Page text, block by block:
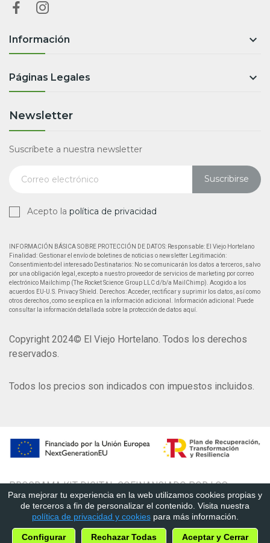
Información 
Páginas Legales 
Newsletter
Suscríbete a nuestra newsletter
Suscribirse
Acepto la política de privacidad
INFORMACIÓN BÁSICA SOBRE PROTECCIÓN DE DATOS: Responsable: El Viejo Hortelano
Finalidad: Gestionar el envío de boletines de noticias o newsletter Legitimación:
Consentimiento del interesado Destinatarios: No se comunicarán los datos a terceros, salvo
por una obligación legal, excepto a nuestro proveedor de servicios de marketing por correo
electrónico Mailchimp (The Rocket Science Group LLC d/b/a MailChimp). Acogido a los
acuerdos EU-U.S. Privacy Shield. Derechos: Acceder, rectificar y suprimir los datos, así como
otros derechos, como se explica en la información adicional. Información adicional: Puede
consultar la información detallada sobre la protección de datos aquí.
Copyright 2024© El Viejo Hortelano. Todos los derechos
reservados.
Todos los precios son indicados con impuestos incluidos.
PROGRAMA KIT DIGITAL COFINANCIADO POR LOS
FONDOS NEXT GENERATION, PLAN DE RECUPERACIÓN,
TRANSFORMACIÓN Y RESILENCIA
Para mejorar tu experiencia en la web utilizamos cookies propias y
de terceros a fin de personalizar el contenido. Visita nuestra
política de privacidad y cookiespara más información.
Configurar Rechazar Todas Aceptar y Cerrar